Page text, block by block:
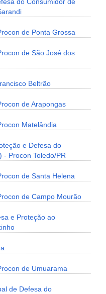
do Consumidor de
de Ponta Grossa
de São José dos
Beltrão
de Arapongas
Matelândia
e Defesa do
- Procon Toledo/PR
de Santa Helena
de Campo Mourão
e Proteção ao
de Umuarama
de Defesa do